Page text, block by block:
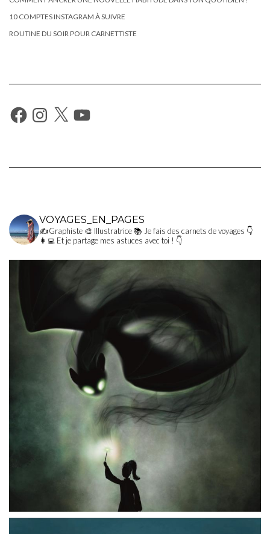
10 COMPTES INSTAGRAM À SUIVRE
ROUTINE DU SOIR POUR CARNETTISTE
FacebookInstagram
X YouTube
VOYAGES_EN_PAGES
✍Graphiste 🎨 Illustratrice📚 Je fais des carnets de voyages 👇
👩‍💻 Et je partage mes astuces avec toi ! 👇